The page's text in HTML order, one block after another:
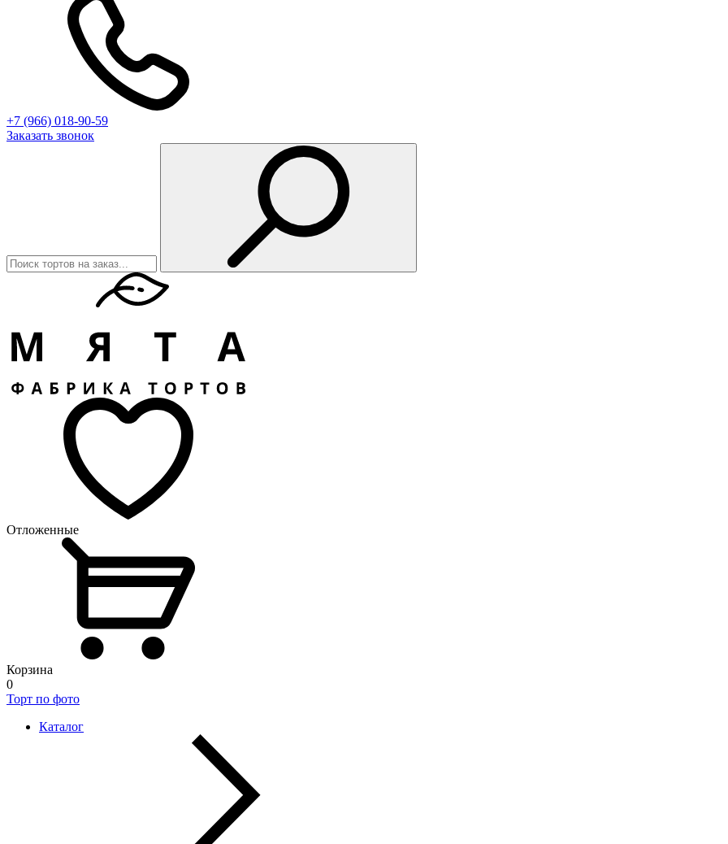
+7 (966) 018-90-59
Заказать звонок
Отложенные
Корзина
0
Торт по фото
Каталог